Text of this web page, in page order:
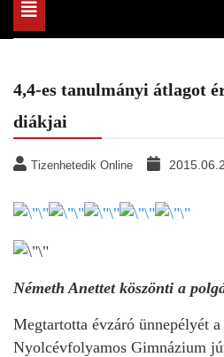
Toggle
navigation
4,4-es tanulmányi átlagot
diákjai
Tizenhetedik Online
Németh Anettet köszönti a
Megtartotta évzáró ünnepélyét
Nyolcévfolyamos Gimnázium